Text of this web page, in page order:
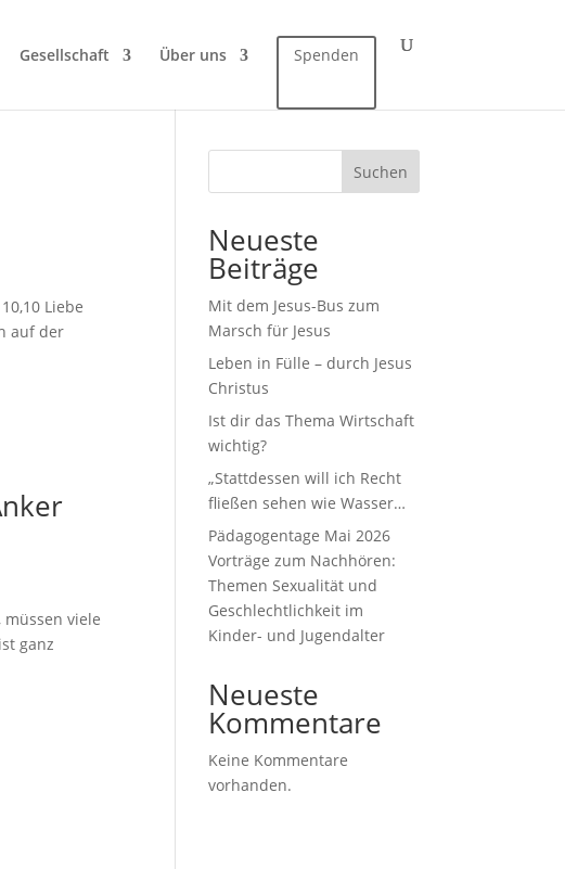
Gesellschaft Über uns Spenden
Liebe
auf der
viele
ganz
Suchen
Neueste
Beiträge
Mit dem Jesus-Bus zum
Marsch für Jesus
Leben in Fülle – durch Jesus
Christus
Ist dir das Thema Wirtschaft
wichtig?
„Stattdessen will ich Recht
fließen sehen wie Wasser…
Pädagogentage Mai 2026
Vorträge zum Nachhören:
Themen Sexualität und
Geschlechtlichkeit im
Kinder- und Jugendalter
Neueste
Kommentare
Keine Kommentare
vorhanden.